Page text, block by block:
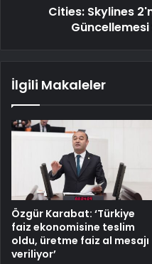
Cities: Skylines
Güncellemesi
İlgili Makaleler
Özgür Karabat: ‘Türkiye
faiz ekonomisine teslim
oldu, üretme faiz al mesajı
veriliyor’